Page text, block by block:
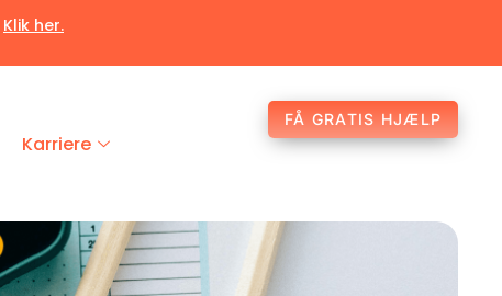
Klik her.
Karriere
FÅ GRATIS HJÆLP